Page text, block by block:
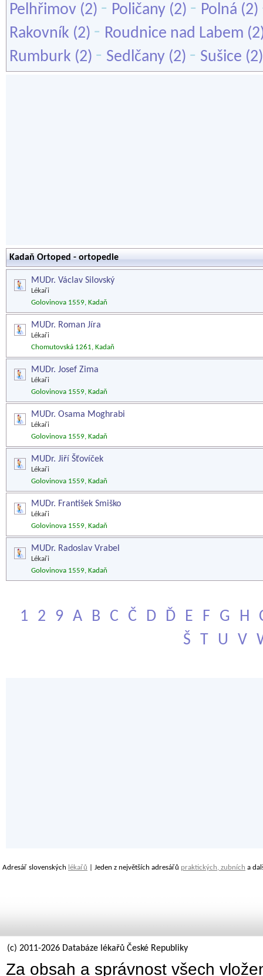
Pelhřimov (2) - Poličany (2) - Polná (2)
Rakovník (2) - Roudnice nad Labem
Rumburk (2) - Sedlčany (2) - Sušice
Kadaň Ortoped - ortopedie
MUDr. Václav Silovský
Lékaři
Golovinova 1559, Kadaň
MUDr. Roman Jíra
Lékaři
Chomutovská 1261, Kadaň
MUDr. Josef Zima
Lékaři
Golovinova 1559, Kadaň
MUDr. Osama Moghrabi
Lékaři
Golovinova 1559, Kadaň
MUDr. Jiří Šťovíček
Lékaři
Golovinova 1559, Kadaň
MUDr. František Smiško
Lékaři
Golovinova 1559, Kadaň
MUDr. Radoslav Vrabel
Lékaři
Golovinova 1559, Kadaň
1 2 9 A B C Č D Ď E F G H
Š
T U V
Adresář slovenských lékařů | Jeden z největších adresářů praktických, zubních a
(c) 2011-2026 Databáze lékařů České Republiky
Za obsah a správnost všech